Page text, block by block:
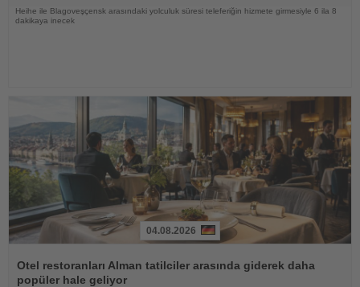
Heihe ile Blagoveşçensk arasındaki yolculuk süresi teleferiğin hizmete girmesiyle 6 ila 8
dakikaya inecek
Oku
04.08.2026
Otel restoranları Alman tatilciler arasında giderek daha
popüler hale geliyor